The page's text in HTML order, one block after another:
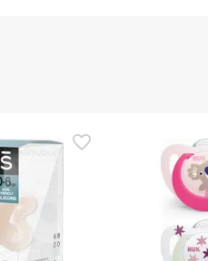
para este produto, mas
disso, se desejares,